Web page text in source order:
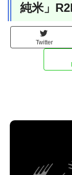
純米」
Twitter